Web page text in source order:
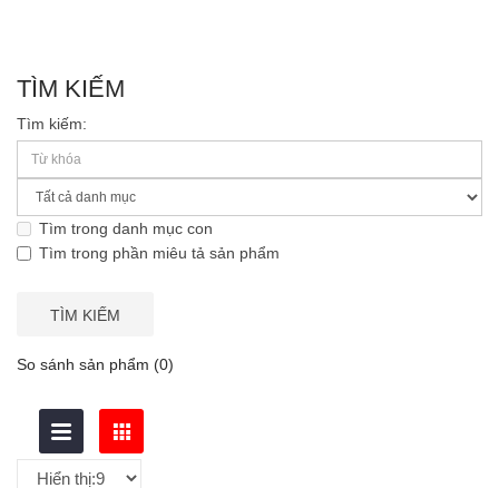
TÌM KIẾM
Tìm kiếm:
Tìm trong danh mục con
Tìm trong phần miêu tả sản phẩm
So sánh sản phẩm (0)